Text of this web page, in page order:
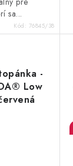
sa...
Kód: 76845/38
-
Low